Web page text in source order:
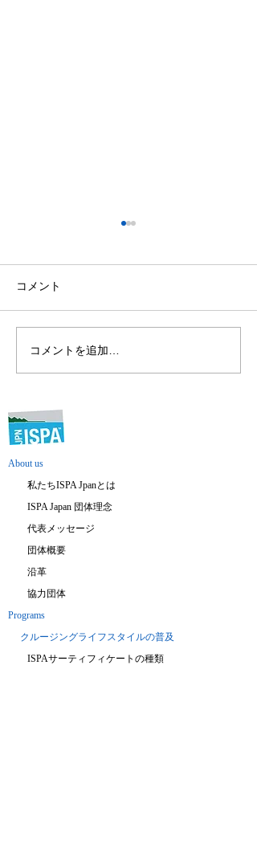
「ISPA 海外クルージング
全記録」 出版のお知ら
ストラクター著
コメント
コメントを追加…
About us
私たちISPA Jpanとは
ISPA Japan 団体理念
代表メッセージ
団体概要
沿革
協力団体
Programs
クルージングライフスタイルの普及
ISPAサーティフィケートの種類